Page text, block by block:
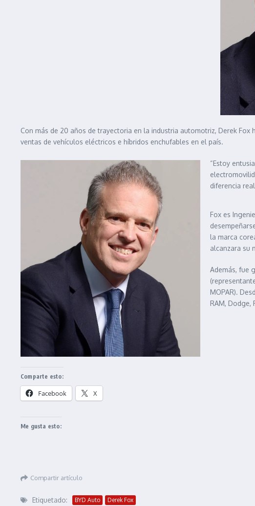
Con más de 20 años de trayectoria en la industria automotriz, Derek
ventas de vehículos eléctricos e híbridos enchufables en el país.
“Estoy
diferencia
Fox es
la marca
alcanzara su
Además, fue
MOPAR).
RAM, Dodge,
Comparte esto:
Facebook X
Me gusta esto:
Compartir artículo
Etiquetado: BYD Auto Derek Fox